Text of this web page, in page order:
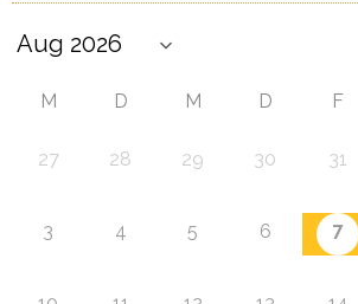
M D M D F
27 28 29 30 31
3 4 5 6 7